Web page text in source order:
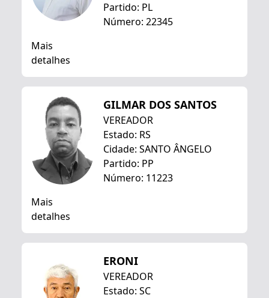
Partido: PL
Número: 22345
Mais
detalhes
GILMAR DOS SANTOS
VEREADOR
Estado: RS
Cidade: SANTO ÂNGELO
Partido: PP
Número: 11223
Mais
detalhes
ERONI
VEREADOR
Estado: SC